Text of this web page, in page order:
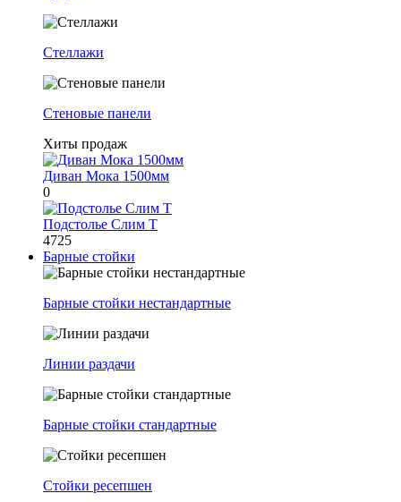
Стеллажи
Стеновые панели
Хиты продаж
Диван Мока 1500мм
0
Подстолье Слим Т
4725
Барные стойки
Барные стойки нестандартные
Линии раздачи
Барные стойки стандартные
Стойки ресепшен